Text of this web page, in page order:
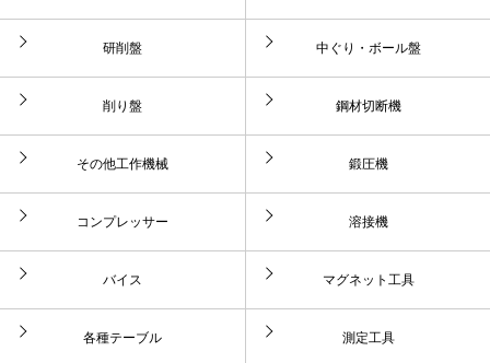
研削盤 中ぐり・ボール盤
削り盤 鋼材切断機
その他工作機械 鍛圧機
コンプレッサー 溶接機
バイス マグネット工具
各種テーブル 測定工具